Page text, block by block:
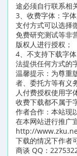
途必须自行联系相
3、收费字体：字
支付方式可以选择
免费研究测试等非
版权人进行授权；
4、不支持下载字
法提供任何方式的
温馨提示：为尊重
者、委托方等有义
人付费授权使用字
收费下载都不属于
作者合作：本站现
在本网站进行推广
http://
下载的情况下作者
商谈 QQ：